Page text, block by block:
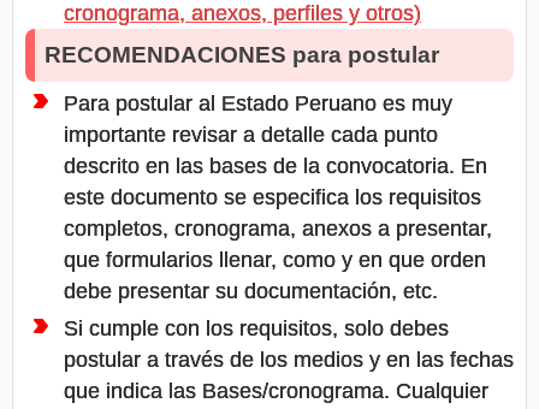
cronograma, anexos, perfiles y otros)
RECOMENDACIONES para postular
Para postular al Estado Peruano es muy
importante revisar a detalle cada punto
descrito en las bases de la convocatoria. En
este documento se especifica los requisitos
completos, cronograma, anexos a presentar,
que formularios llenar, como y en que orden
debe presentar su documentación, etc.
Si cumple con los requisitos, solo debes
postular a través de los medios y en las fechas
que indica las Bases/cronograma. Cualquier